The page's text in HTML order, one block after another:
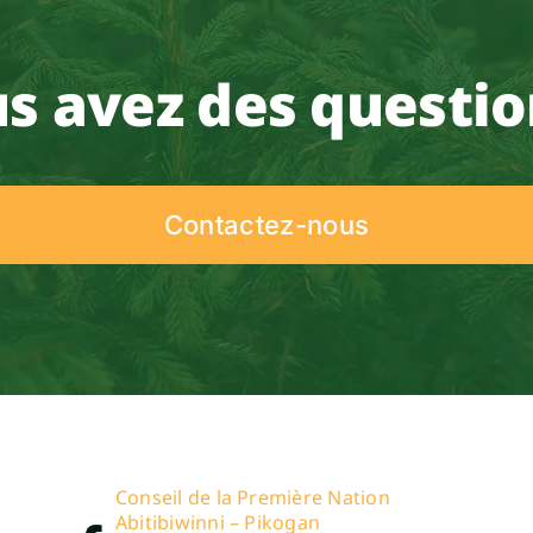
avez des
Contactez-nous
Conseil de la Première Nation
Abitibiwinni – Pikogan